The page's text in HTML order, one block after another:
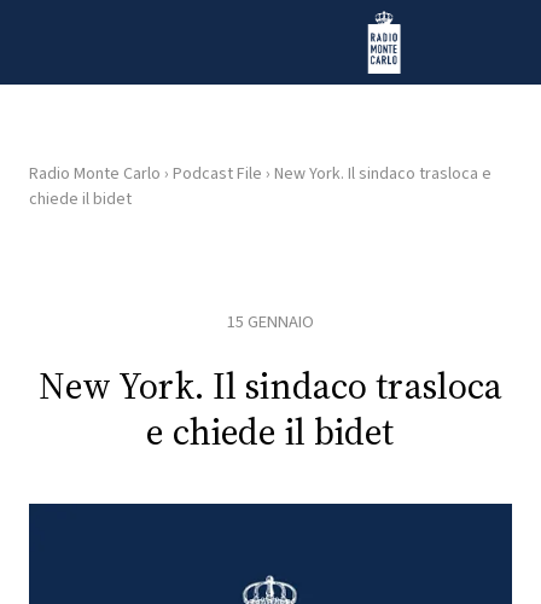
Radio Monte Carlo
HOME
RADIO
Radio Monte Carlo › Podcast File › New York. Il sindaco trasloca e
chiede il bidet
15 GENNAIO
New York. Il sindaco trasloca
e chiede il bidet